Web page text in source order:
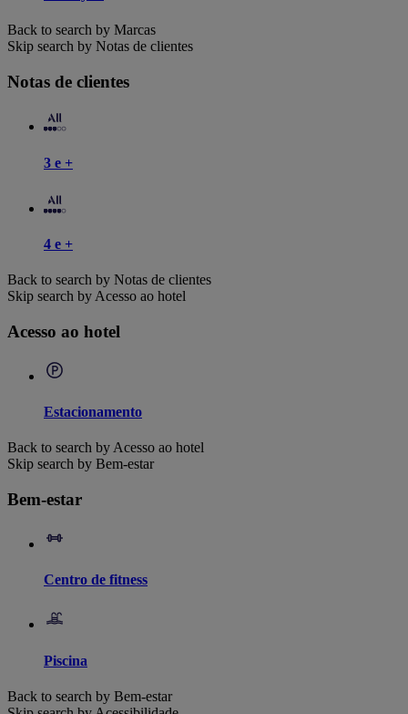
Back to search by Marcas
Skip search by Notas de clientes
Notas de clientes
3 e +
4 e +
Back to search by Notas de clientes
Skip search by Acesso ao hotel
Acesso ao hotel
Estacionamento
Back to search by Acesso ao hotel
Skip search by Bem-estar
Bem-estar
Centro de fitness
Piscina
Back to search by Bem-estar